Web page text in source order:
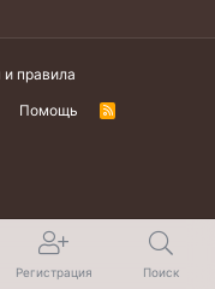
и правила
Помощь
R
Регистрация Поиск